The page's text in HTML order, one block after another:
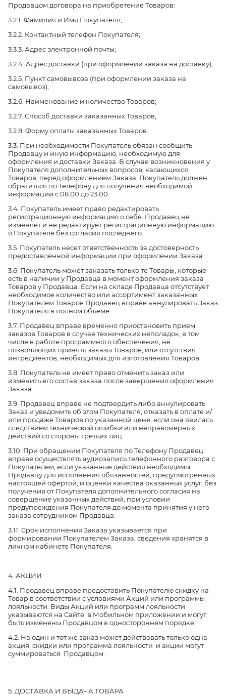
Продавцом договора на приобретение Товаров:
3.2.1. Фамилия и Имя Покупателя;
3.2.2. Контактный телефон Покупателя;
3.3.3. Адрес электронной почты;
3.2.4. Адрес доставки (при оформлении заказа на доставку);
3.2.5. Пункт самовывоза (при оформлении заказа на
самовывоз);
3.2.6. Наименование и количество Товаров;
3.2.7. Способ доставки заказанных Товаров;
3.2.8. Форму оплаты заказанных Товаров.
3.3. При необходимости Покупатель обязан сообщить
Продавцу и иную информацию, необходимую для
оформления и доставки Заказа. В случае возникновения у
Покупателя дополнительных вопросов, касающихся
Товаров, перед оформлением Заказа, Покупатель должен
обратиться по Телефону для получения необходимой
информации с 08.00 до 23.00.
3.4. Покупатель имеет право редактировать
регистрационную информацию о себе. Продавец не
изменяет и не редактирует регистрационную информацию
о Покупателе без согласия последнего.
3.5. Покупатель несет ответственность за достоверность
предоставленной информации при оформлении Заказа.
3.6. Покупатель может заказать только те Товары, которые
есть в наличии у Продавца в момент оформления заказа
Товаров у Продавца. Если на складе Продавца отсутствует
необходимое количество или ассортимент заказанных
Покупателем Товаров Продавец вправе аннулировать Заказ
Покупателя в полном объеме.
3.7. Продавец вправе временно приостановить прием
заказов Товаров в случае технических неполадок, в том
числе в работе программного обеспечения, не
позволяющих принять заказы Товаров, или отсутствия
ингредиентов, необходимых для изготовления Товаров.
3.8. Покупатель не имеет право отменить заказ или
изменить его состав заказа после завершения оформления
Заказа.
3.9. Продавец вправе не подтвердить либо аннулировать
Заказ и уведомить об этом Покупателя, отказать в оплате и/
или продаже Товаров по указанной цене, если она явилась
следствием технической ошибки или неправомерных
действий со стороны третьих лиц.
3.10. При обращении Покупателя по Телефону Продавец
вправе осуществлять аудиозапись телефонного разговора с
Покупателем, если указанные действия необходимы
Продавцу для исполнения обязанностей, предусмотренных
настоящей офертой, и оценки качества оказанных услуг, без
получения от Покупателя дополнительного согласия на
совершение указанных действий, при условии
предупреждения Покупателя до момента принятия у него
заказа сотрудником Продавца.
3.11. Срок исполнения Заказа указывается при
формировании Покупателем Заказа, сведения хранятся в
личном кабинете Покупателя.
4. АКЦИИ
4.1. Продавец вправе предоставить Покупателю скидку на
Товар в соответствии с условиями Акций или программы
лояльности. Виды Акций или программ лояльности
указываются на Сайте, в Мобильном приложении и могут
быть изменены Продавцом в одностороннем порядке.
4.2. На один и тот же заказ может действовать только одна
акция, скидки или программа лояльности и акции могут
суммироваться Продавцом.
5. ДОСТАВКА И ВЫДАЧА ТОВАРА